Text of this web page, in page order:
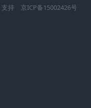
支持
京ICP备15002426号